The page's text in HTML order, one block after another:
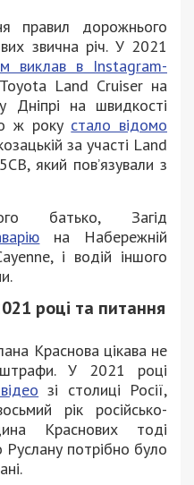
правил дорожнього
звична річ. У 2021
виклав в Instagram-
Land Cruiser на
Дніпрі на швидкості
ж року стало відомо
за участі Land
який пов’язували з
батько, Загід
на Набережній
і водій іншого
році та питання
Краснова цікава не
штрафи. У 2021 році
зі столиці Росії,
рік російсько-
Краснових тоді
потрібно було